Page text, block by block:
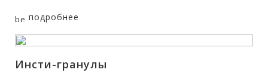
Инсти-гранулы
подробнее